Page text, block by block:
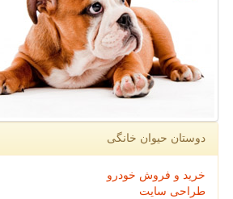
دوستان حیوان خانگی
خرید و فروش خودرو
طراحی سایت